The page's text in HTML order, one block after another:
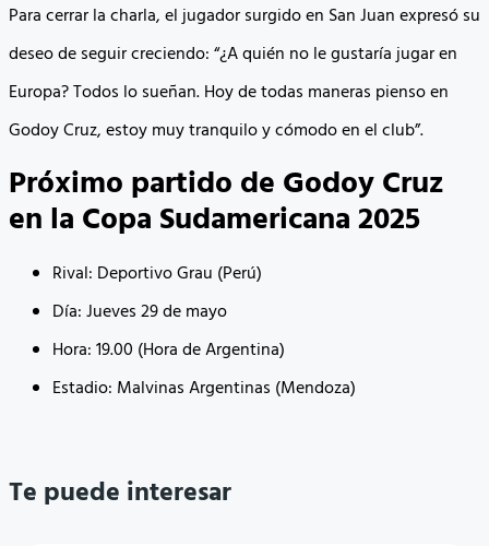
Para cerrar la charla, el jugador surgido en San Juan expresó su
deseo de seguir creciendo: “¿A quién no le gustaría jugar en
Europa? Todos lo sueñan. Hoy de todas maneras pienso en
Godoy Cruz, estoy muy tranquilo y cómodo en el club”.
Próximo partido de Godoy Cruz
en la Copa Sudamericana 2025
Rival: Deportivo Grau (Perú)
Día: Jueves 29 de mayo
Hora: 19.00 (Hora de Argentina)
Estadio: Malvinas Argentinas (Mendoza)
Te puede interesar